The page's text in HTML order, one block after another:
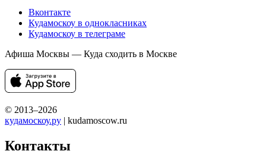
Вконтакте
Кудамоскоу в однокласниках
Кудамоскоу в телеграме
Афиша Москвы — Куда сходить в Москве
© 2013–2026
кудамоскоу.ру | kudamoscow.ru
Контакты